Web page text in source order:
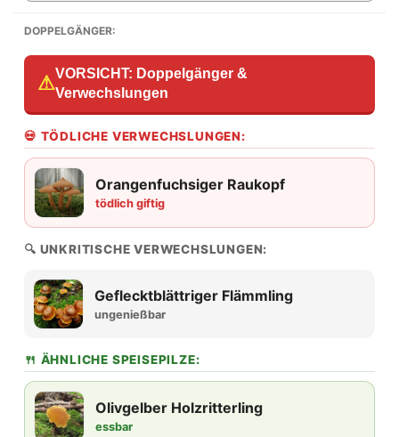
DOPPELGÄNGER:
⚠VORSICHT: Doppelgänger &
Verwechslungen
💀 TÖDLICHE VERWECHSLUNGEN:
Orangenfuchsiger Raukopf
tödlich giftig
🔍 UNKRITISCHE VERWECHSLUNGEN:
Geflecktblättriger Flämmling
ungenießbar
🍴 ÄHNLICHE SPEISEPILZE:
Olivgelber Holzritterling
essbar